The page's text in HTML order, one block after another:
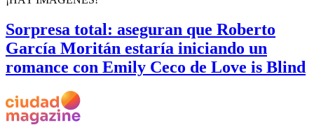
Sorpresa total: aseguran que Roberto
García Moritán estaría iniciando un
romance con Emily Ceco de Love is Blind